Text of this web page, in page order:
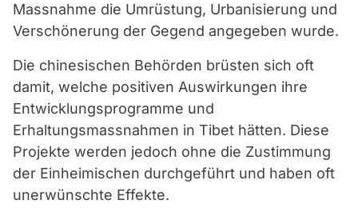
Massnahme die Umrüstung, Urbanisierung und
Verschönerung der Gegend angegeben wurde.
Die chinesischen Behörden brüsten sich oft
damit, welche positiven Auswirkungen ihre
Entwicklungsprogramme und
Erhaltungsmassnahmen in Tibet hätten. Diese
Projekte werden jedoch ohne die Zustimmung
der Einheimischen durchgeführt und haben oft
unerwünschte Effekte.